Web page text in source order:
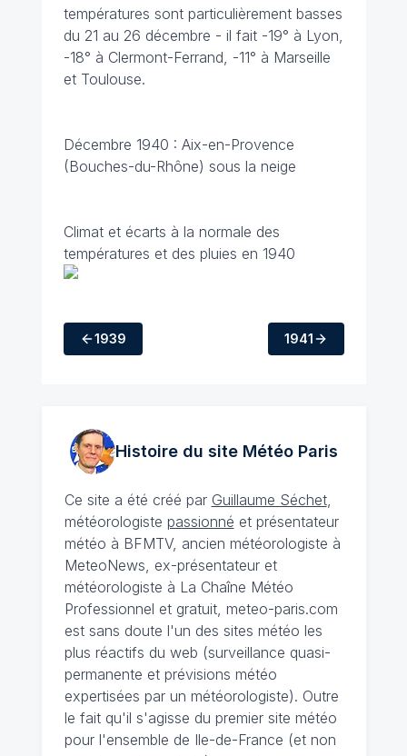
températures sont particulièrement basses
du 21 au 26 décembre - il fait -19° à Lyon,
-18° à Clermont-Ferrand, -11° à Marseille
et Toulouse.
Décembre 1940 : Aix-en-Provence
(Bouches-du-Rhône) sous la neige
Climat et écarts à la normale des
températures et des pluies en 1940
1939 1941
Histoire du site MétéoParis
Ce site a été créé par Guillaume Séchet,
météorologiste passionné et présentateur
météo à BFMTV, ancien météorologiste à
MeteoNews, ex-présentateur et
météorologiste à La Chaîne Météo
Professionnel et gratuit, meteo-paris.com
est sans doute l'un des sites météo les
plus réactifs du web (surveillance quasi-
permanente et prévisions météo
expertisées par un météorologiste). Outre
le fait qu'il s'agisse du premier site météo
pour l'ensemble de Ile-de-France (et non